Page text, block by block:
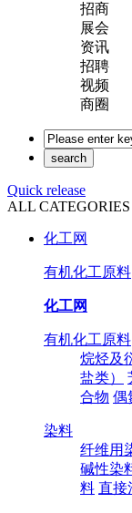
招商
展会
资讯
招聘
视频
商圈
Quick release
ALL CATEGORIES
化工网
有机化工原料
化工网
有机化工原料
烷烃及
盐类）
合物 偶
染料
纤维用
碱性染
料 直接